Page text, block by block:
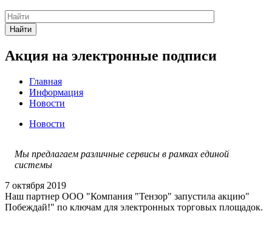
Найти
Акция на электронные подписи
Главная
Информация
Новости
Новости
Мы предлагаем различные сервисы в рамках единой
системы
7 октября 2019
Наш партнер ООО "Компания "Тензор" запустила акцию"
Побеждай!" по ключам для электронных торговых площадок.